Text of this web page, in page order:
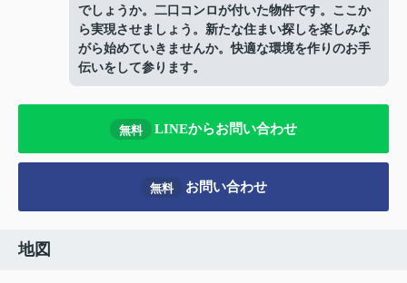
でしょうか。二口コンロが付いた物件です。ここか
ら実現させましょう。新たな住まい探しを楽しみな
がら始めていきませんか。快適な環境を作りのお手
伝いをして参ります。
無料 LINEからお問い合わせ
無料 お問い合わせ
地図